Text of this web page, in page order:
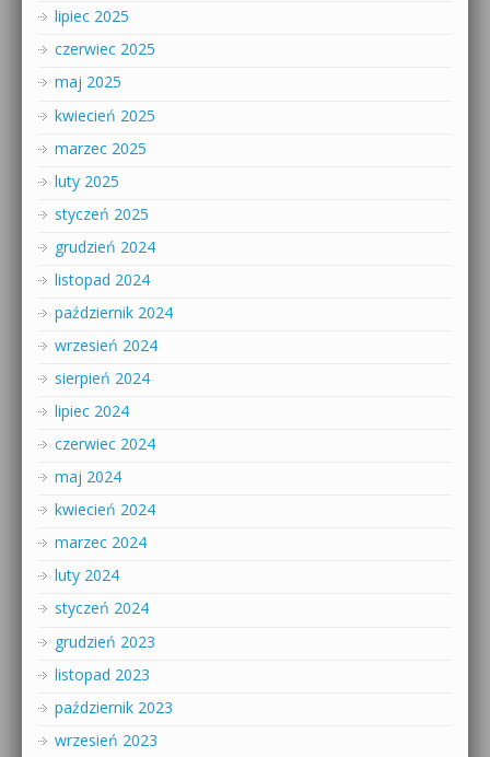
lipiec 2025
czerwiec 2025
maj 2025
kwiecień 2025
marzec 2025
luty 2025
styczeń 2025
grudzień 2024
listopad 2024
październik 2024
wrzesień 2024
sierpień 2024
lipiec 2024
czerwiec 2024
maj 2024
kwiecień 2024
marzec 2024
luty 2024
styczeń 2024
grudzień 2023
listopad 2023
październik 2023
wrzesień 2023